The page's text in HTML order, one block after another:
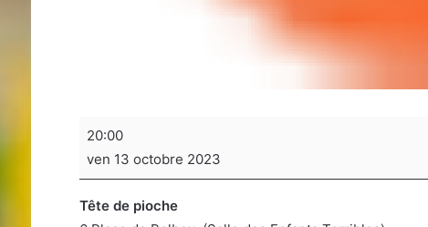
Soirée
de
sociétés
20:00
ven 13 octobre 2023
Tête de pioche